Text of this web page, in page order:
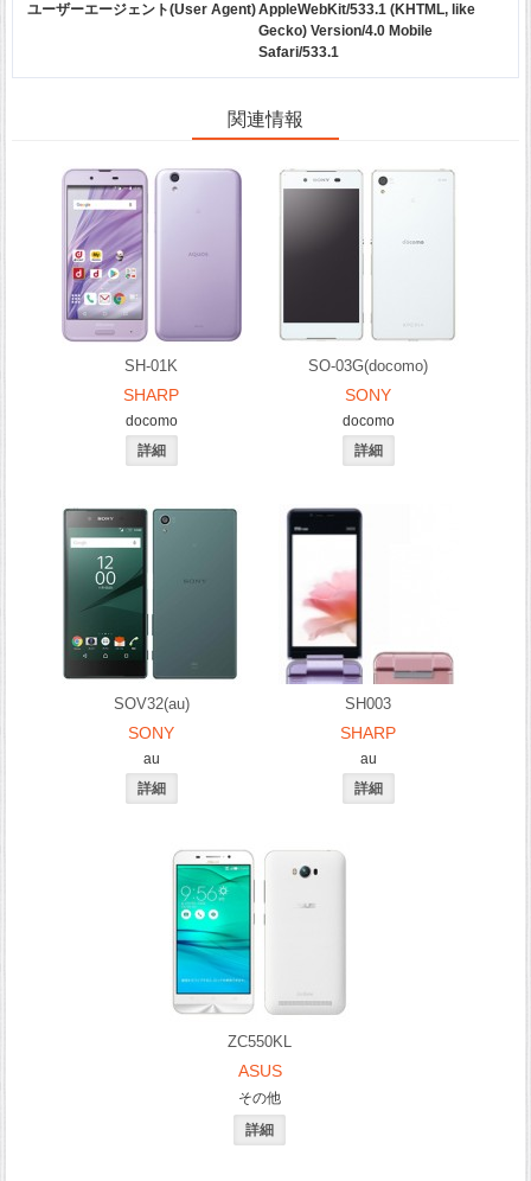
ユーザーエージェント(User Agent)AppleWebKit/533.1 (KHTML, like
Gecko) Version/4.0 Mobile
Safari/533.1
関連情報
SH-01K
SHARP
docomo
SO-03G(docomo)
SONY
docomo
SOV32(au)
SONY
au
SH003
SHARP
au
ZC550KL
ASUS
その他